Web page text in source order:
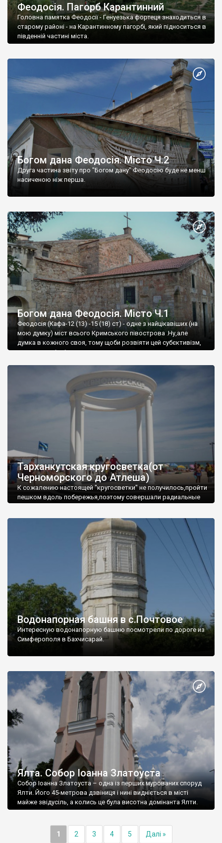
Феодосія. Пагорб Карантинний
Головна памятка Феодосії - Генуезька фортеця знаходиться в
старому районі - на Карантинному пагорбі, який підноситься в
південній частині міста.
Богом дана Феодосія. Місто Ч.2
Друга частина звіту про "Богом дану" Феодосію буде не менш
насиченою ніж перша.
Богом дана Феодосія. Місто Ч.1
Феодосія (Кафа-12 (13) -15 (18) ст) - одне з найцікавіших (на
мою думку) міст всього Кримського півострова .Ну,але
думка в кожного своя, тому щоби розвіяти цей субєктивізм,
запрошую відвідати це
Тарханкутская кругосветка(от
Черноморского до Атлеша)
К сожалению настоящей "кругосветки" не получилось,пройти
пешком вдоль побережья,поэтому совершали радиальные
Водонапорная башня в с.Почтовое
Интересную водонапорную башню посмотрели по дороге из
Симферополя в Бахчисарай.
Ялта. Собор Іоанна Златоуста
Собор Іоанна Златоуста – одна із перших мурованих споруд
Ялти. Його 45-метрова дзвіниця і нині видніється в місті
майже звідусіль, а колись це була висотна домінанта Ялти.
1 2 3 4 5 Далі »